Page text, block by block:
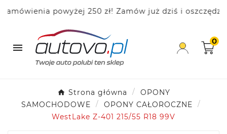
powyżej 250 zł! Zamów już dziś i oszczędzaj!

0
Strona główna
OPONY
SAMOCHODOWE
OPONY CAŁOROCZNE
WestLake Z-401 215/55 R18 99V